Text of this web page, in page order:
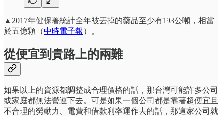
▲2017年健保署統計全年被丟掉的藥品至少有193公噸，相當
於五億顆（中時電子報 ）。
從便宜到貴路上的兩難
如果以上的資源都調整成合理價格的話，那台灣可能許多公司
或家庭都無法營運下去。可是如果一個公司都是靠著超便宜且
不合理的勞動力、電費和借款利率運作去的話，那這家公司就